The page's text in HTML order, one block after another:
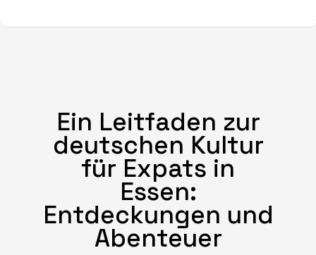
Ein Leitfaden zur
deutschen Kultur
für Expats in
Essen:
Entdeckungen und
Abenteuer